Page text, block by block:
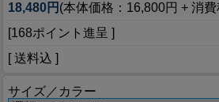
18,480円 (本体価格：16,800円 + 消
[168ポイント進呈 ]
[ 送料込 ]
サイズ／カラー